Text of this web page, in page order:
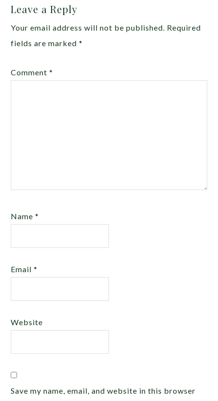
Leave a Reply
Your email address will not be published. Required
fields are marked*
Comment*
Name*
Email*
Website
Save my name, email, and website in this browser